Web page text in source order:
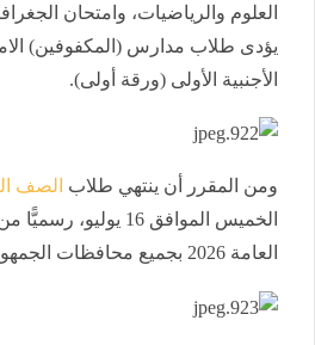
العلوم والرياضيات، وامتحان
يؤدى طلاب مدارس (المكفوفين)
الأجنبية الأولى (ورقة أولى).
ومن المقرر أن ينتهي طلاب الصف
الخميس الموافق 16
العامة 2026 بجميع محافظات الجمهورية ولجميع الشُّعب.